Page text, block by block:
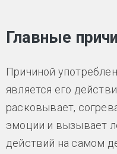
Главные
Причиной
является его
расковывает,
эмоции и вызывает
действий на самом